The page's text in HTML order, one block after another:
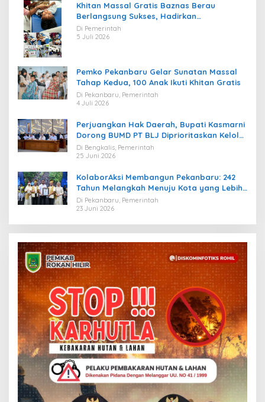
Khitan Massal Gratis Baznas Berau
Berlangsung Sukses, Hadirkan
Kebahagiaan bagi Puluhan Anak
Di Pemerintah
5 Juli 2026
Pemko Pekanbaru Gelar Sunatan Massal
Tahap Kedua, 100 Anak Ikuti Khitan Gratis
Di Pekanbaru, Pemerintah
4 Juli 2026
Perjuangkan Hak Daerah, Bupati Kasmarni
Dorong BUMD PT BLJ Diprioritaskan Kelola
Migas
Di Bengkalis, Pemerintah
25 Juni 2026
KolaborAksi Membangun Pekanbaru: 242
Tahun Melangkah Menuju Kota yang Lebih
Maju
Di Pekanbaru, Pemerintah
23 Juni 2026